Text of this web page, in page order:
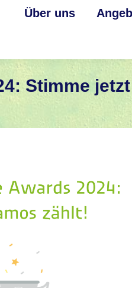
Über uns
Stimme